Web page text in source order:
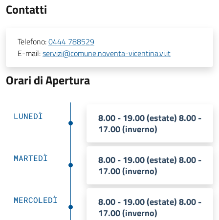
Contatti
Telefono:0444 788529
E-mail:servizi@comune.noventa-vicentina.vi.it
Orari di Apertura
LUNEDÌ
8.00 - 19.00 (estate) 8.00 -
17.00 (inverno)
MARTEDÌ
8.00 - 19.00 (estate) 8.00 -
17.00 (inverno)
MERCOLEDÌ
8.00 - 19.00 (estate) 8.00 -
17.00 (inverno)